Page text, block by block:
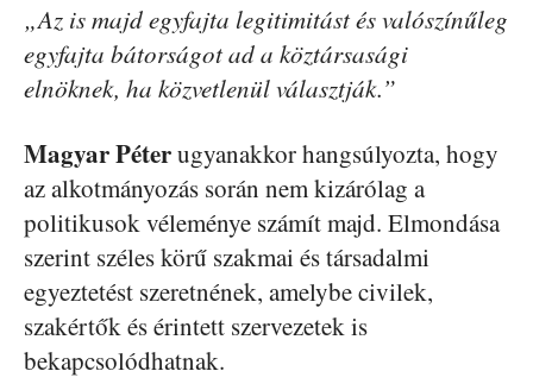
„Az is majd egyfajta legitimitást és valószínűleg
egyfajta bátorságot ad a köztársasági
elnöknek, ha közvetlenül választják.”
Magyar Péterugyanakkor hangsúlyozta, hogy
az alkotmányozás során nem kizárólag a
politikusok véleménye számít majd. Elmondása
szerint széles körű szakmai és társadalmi
egyeztetést szeretnének, amelybe civilek,
szakértők és érintett szervezetek is
bekapcsolódhatnak.